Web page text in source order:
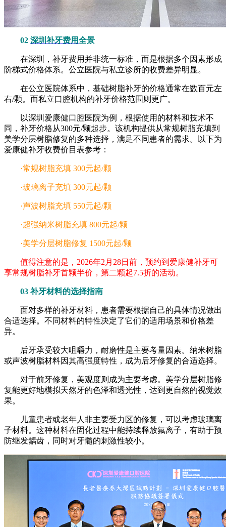
02 深圳补牙费用全景
在深圳，补牙费用并非统一标准，而是根据多个因素形成
阶梯式价格体系。公立医院与私立诊所的收费差异明显。
在公立医院体系中，基础树脂补牙的价格通常在数百元左
右/颗。而私立口腔机构的补牙价格范围则更广。
以深圳爱康健口腔医院为例，根据使用的材料和技术不
同，补牙价格从300元/颗起步。该机构提供从常规树脂充填到
美学分层树脂修复的多种选择，满足不同患者的需求。以下为
爱康健补牙收费价目表参考：
·常规树脂充填 300元起/颗
·玻璃离子充填 300元起/颗
·声波树脂充填 550元起/颗
·超强纳米树脂充填 800元起/颗
·美学分层树脂修复 1500元起/颗
值得注意的是，2026年2月28日前，预约到爱康健补牙可
享常规树脂补牙首颗半价，第二颗起7.5折的活动。
03 补牙材料的选择指南
面对多样的补牙材料，患者需要根据自己的具体情况做出
合适选择。不同材料的特性决定了它们的适用场景和价格差
异。
后牙承受较大咀嚼力，耐磨性是主要考量因素。纳米树脂
或声波树脂材料因其高强度特性，成为后牙修复的合适选择。
对于前牙修复，美观度则成为主要考虑。美学分层树脂修
复能更好地模拟天然牙的色泽和透光性，达到更自然的视觉效
果。
儿童患者或老年人非主要受力区的修复，可以考虑玻璃离
子材料。这种材料在固化过程中能持续释放氟离子，有助于预
防继发龋齿，同时对牙髓的刺激性较小。